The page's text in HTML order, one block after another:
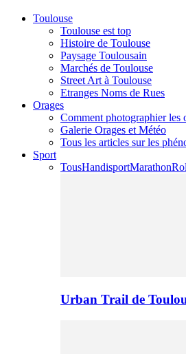
Toulouse
Toulouse est top
Histoire de Toulouse
Paysage Toulousain
Marchés de Toulouse
Street Art à Toulouse
Etranges Noms de Rues
Orages
Comment photographier les
Galerie Orages et Météo
Tous les articles sur les
Sport
TousHandisportMarathon
Urban Trail de